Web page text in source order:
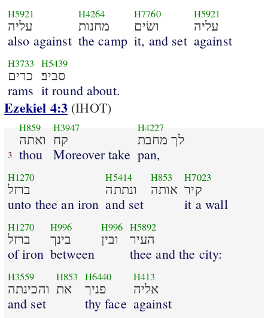
H5921
עליה
also against
H4264
מחנות
the camp
H7760
ושׂים
it, and set
H5921
עליה
against
H3733
כרים
rams
H5439
סביב׃
it round about.
Ezekiel 4:3 (IHOT)
3
H859
ואתה
thou
H3947
קח
Moreover take
H4227
לך מחבת
pan,
H1270
ברזל
unto thee an iron
H5414
ונתתה
and set
H853
אותה
H7023
קיר
it a wall
H1270
ברזל
of iron
H996
בינך
between
H996
ובין
H5892
העיר
thee and the city:
H3559
והכינתה
and set
H853
את
H6440
פניך
thy face
H413
אליה
against